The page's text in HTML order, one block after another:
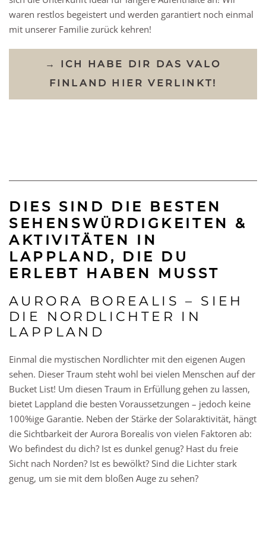
waren restlos begeistert und werden garantiert noch einmal
mit unserer Familie zurück kehren!
→ ICH HABE DIR DAS VALO
FINLAND HIER VERLINKT!
DIES SIND DIE BESTEN
SEHENSWÜRDIGKEITEN &
AKTIVITÄTEN IN
LAPPLAND, DIE DU
ERLEBT HABEN MUSST
AURORA BOREALIS – SIEH
DIE NORDLICHTER IN
LAPPLAND
Einmal die mystischen Nordlichter mit den eigenen Augen
sehen. Dieser Traum steht wohl bei vielen Menschen auf der
Bucket List! Um diesen Traum in Erfüllung gehen zu lassen,
bietet Lappland die besten Voraussetzungen – jedoch keine
100%ige Garantie. Neben der Stärke der Solaraktivität, hängt
die Sichtbarkeit der Aurora Borealis von vielen Faktoren ab:
Wo befindest du dich? Ist es dunkel genug? Hast du freie
Sicht nach Norden? Ist es bewölkt? Sind die Lichter stark
genug, um sie mit dem bloßen Auge zu sehen?